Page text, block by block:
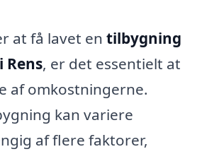
at få lavet en tilbygning
Rens, er det essentielt at
af omkostningerne.
kan variere
af flere faktorer,